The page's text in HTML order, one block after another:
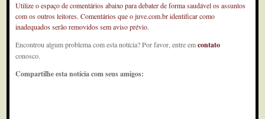
Utilize o espaço de comentários abaixo para debater de forma saudável os assuntos
com os outros leitores. Comentários que o juve.com.br identificar como
inadequados serão removidos sem aviso prévio.
Encontrou algum problema com esta notícia? Por favor, entre emcontato
conosco.
Compartilhe esta notícia com seus amigos: